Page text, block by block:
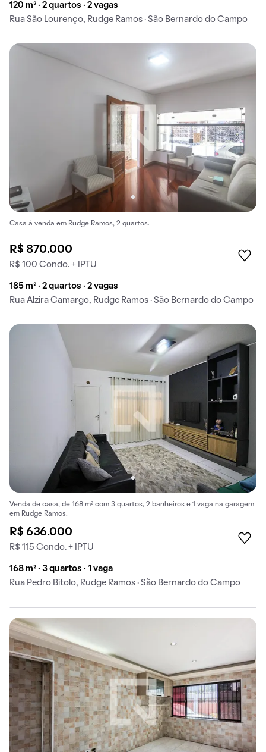
120 m² · 2 quartos · 2 vagas
Rua São Lourenço, Rudge Ramos · São Bernardo do Campo
Casa à venda em Rudge Ramos, 2 quartos.
R$ 870.000
R$ 100 Condo. + IPTU
185 m² · 2 quartos · 2 vagas
Rua Alzira Camargo, Rudge Ramos · São Bernardo do Campo
Venda de casa, de 168 m² com 3 quartos, 2 banheiros e 1 vaga na garagem
em Rudge Ramos.
R$ 636.000
R$ 115 Condo. + IPTU
168 m² · 3 quartos · 1 vaga
Rua Pedro Bitolo, Rudge Ramos · São Bernardo do Campo